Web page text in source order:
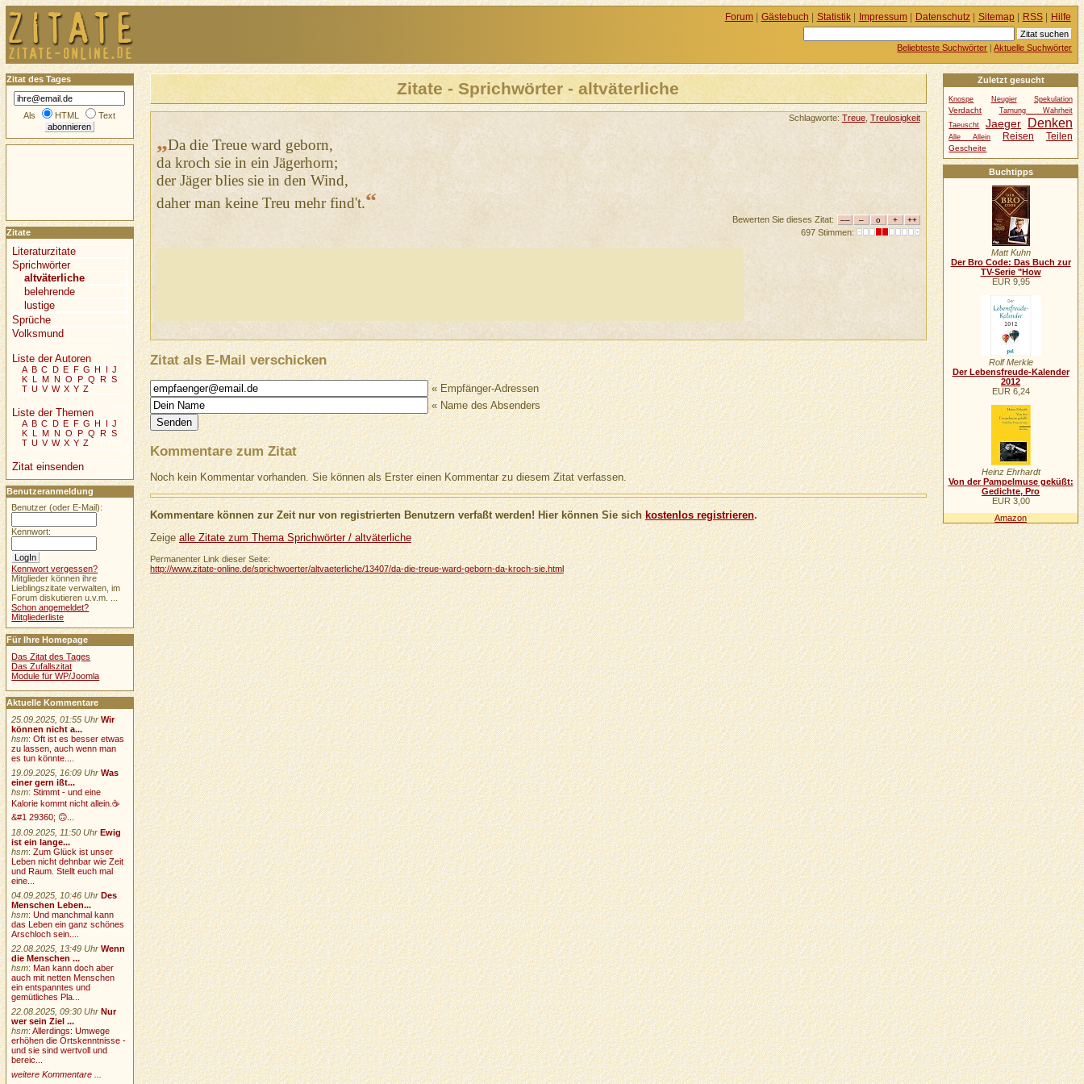
Zitate - Sprichwörter - altväterliche
Schlagworte: Treue, Treulosigkeit
„Da die Treue ward geborn,
da kroch sie in ein Jägerhorn;
der Jäger blies sie in den Wind,
daher man keine Treu mehr find't.“
Bewerten Sie dieses Zitat:
697 Stimmen:
Zitat als E-Mail verschicken
« Empfänger-Adressen
« Name des Absenders
Kommentare zum Zitat
Noch kein Kommentar vorhanden. Sie können als Erster einen Kommentar zu diesem Zitat verfassen.
Kommentare können zur Zeit nur von registrierten Benutzern verfaßt werden! Hier können Sie sichkostenlos registrieren.
Zeigealle Zitate zum Thema Sprichwörter / altväterliche
Permanenter Link dieser Seite:
http://www.zitate-online.de/sprichwoerter/altvaeterliche/13407/da-die-treue-ward-geborn-da-kroch-sie.html
Zuletzt gesucht
Knospe Neugier Spekulation
Verdacht
Tarnung Wahrheit
Taeuscht
Jaeger Denken
Alle Allein Reisen Teilen
Gescheite
Buchtipps
Matt Kuhn
Der Bro Code: Das Buch zur
TV-Serie "How
EUR 9,95
Rolf Merkle
Der Lebensfreude-Kalender
2012
EUR 6,24
Heinz Ehrhardt
Von der Pampelmuse geküßt:
Gedichte, Pro
EUR 3,00
Amazon
Zitat des Tages
Als HTML Text
Zitate
Literaturzitate
Sprichwörter
altväterliche
belehrende
lustige
Sprüche
Volksmund
Liste der Autoren
A B C D E F G H I J
K L M N O P Q R S
T U V W X Y Z
Liste der Themen
A B C D E F G H I J
K L M N O P Q R S
T U V W X Y Z
Zitat einsenden
Benutzeranmeldung
Benutzer (oder E-Mail):
Kennwort:
Kennwort vergessen?
Mitglieder können ihre
Lieblingszitate verwalten, im
Forum diskutieren u.v.m. ...
Schon angemeldet?
Mitgliederliste
Für Ihre Homepage
Das Zitat des Tages
Das Zufallszitat
Module für WP/Joomla
Aktuelle Kommentare
25.09.2025, 01:55 Uhr Wir
können nicht a...
hsm:Oft ist es besser etwas
zu lassen, auch wenn man
es tun könnte....
19.09.2025, 16:09 Uhr Was
einer gern ißt...
hsm:Stimmt - und eine
Kalorie kommt nicht allein.☕
&#1 29360; 🙃...
18.09.2025, 11:50 Uhr Ewig
ist ein lange...
hsm:Zum Glück ist unser
Leben nicht dehnbar wie Zeit
und Raum. Stellt euch mal
eine...
04.09.2025, 10:46 Uhr Des
Menschen Leben...
hsm:Und manchmal kann
das Leben ein ganz schönes
Arschloch sein....
22.08.2025, 13:49 Uhr Wenn
die Menschen ...
hsm:Man kann doch aber
auch mit netten Menschen
ein entspanntes und
gemütliches Pla...
22.08.2025, 09:30 Uhr Nur
wer sein Ziel ...
hsm:Allerdings: Umwege
erhöhen die Ortskenntnisse -
und sie sind wertvoll und
bereic...
weitere Kommentare ...
Forum| Gästebuch | Statistik| Impressum| Datenschutz| Sitemap| RSS| Hilfe
Beliebteste Suchwörter |Aktuelle Suchwörter